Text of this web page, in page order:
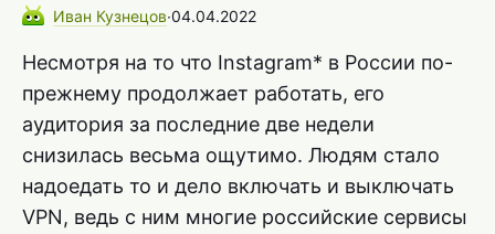
Иван Кузнецов∙04.04.2022
Несмотря на то что Instagram* в России по-
прежнему продолжает работать, его
аудитория за последние две недели
снизилась весьма ощутимо. Людям стало
надоедать то и дело включать и выключать
VPN, ведь с ним многие российские сервисы